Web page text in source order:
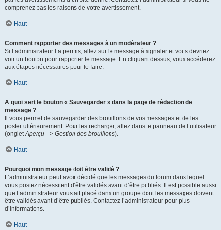
comprenez pas les raisons de votre avertissement.
Haut
Comment rapporter des messages à un modérateur ?
Si l’administrateur l’a permis, allez sur le message à signaler et vous devriez
voir un bouton pour rapporter le message. En cliquant dessus, vous accéderez
aux étapes nécessaires pour le faire.
Haut
À quoi sert le bouton « Sauvegarder » dans la page de rédaction de
message ?
Il vous permet de sauvegarder des brouillons de vos messages et de les
poster ultérieurement. Pour les recharger, allez dans le panneau de l’utilisateur
(ongletAperçu --> Gestion des brouillons).
Haut
Pourquoi mon message doit être validé ?
L’administrateur peut avoir décidé que les messages du forum dans lequel
vous postez nécessitent d’être validés avant d’être publiés. Il est possible aussi
que l’administrateur vous ait placé dans un groupe dont les messages doivent
être validés avant d’être publiés. Contactez l’administrateur pour plus
d’informations.
Haut